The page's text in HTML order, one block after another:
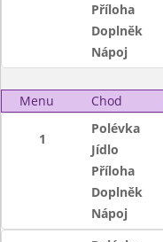
Příloha
Doplněk
Nápoj
Menu Chod
1
Polévka
Jídlo
Příloha
Doplněk
Nápoj